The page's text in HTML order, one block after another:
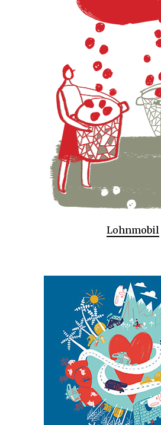
Lohnmobil